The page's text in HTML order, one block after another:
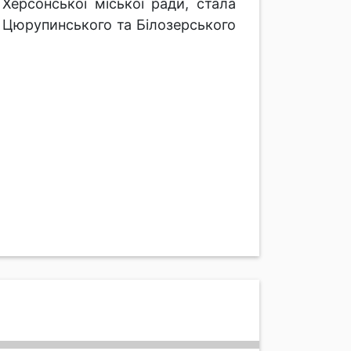
міської ради, стала
та Білозерського